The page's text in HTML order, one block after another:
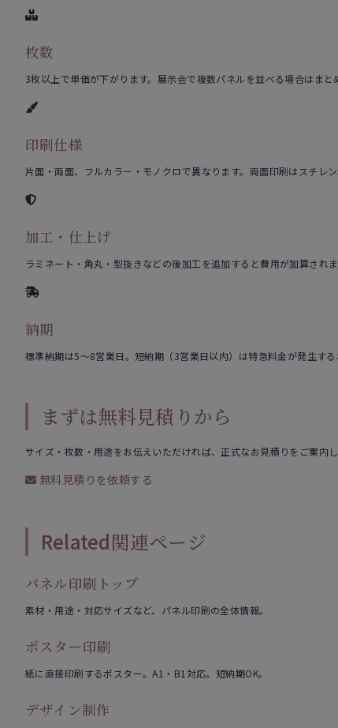
枚数
3枚以上で単価が下がります。展示会で複数パネルを並べる場合はま
印刷仕様
片面・両面、フルカラー・モノクロで異なります。両面印刷はスチレ
加工・仕上げ
ラミネート・角丸・型抜きなどの後加工を追加すると費用が加算されま
納期
標準納期は5〜8営業日。短納期（3営業日以内）は特急料金が発生する
まずは無料見積りから
サイズ・枚数・用途をお伝えいただければ、正式なお見積りをご案内
無料見積りを依頼する
Related関連ページ
パネル印刷トップ
素材・用途・対応サイズなど、パネル印刷の全体情報。
ポスター印刷
紙に直接印刷するポスター。A1・B1対応。短納期OK。
デザイン制作